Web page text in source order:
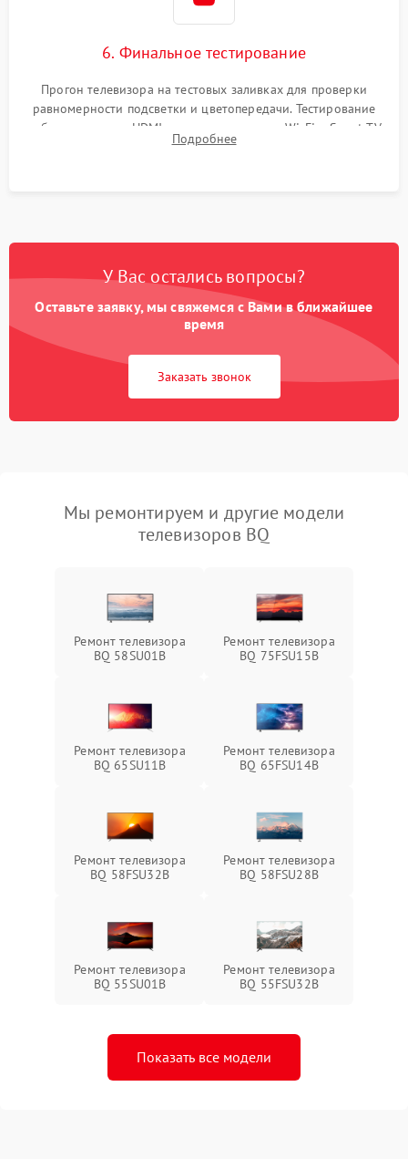
6. Финальное тестирование
Прогон телевизора на тестовых заливках для проверки
равномерности подсветки и цветопередачи. Тестирование
работы разъемов HDMI, динамиков, модуля Wi-Fi и Smart TV
в рабочем режиме в течение нескольких часов.
Подробнее
У Вас остались вопросы?
Оставьте заявку, мы свяжемся с Вами в ближайшее
время
Заказать звонок
Мы ремонтируем и другие модели
телевизоров BQ
Ремонт телевизора
BQ 58SU01B
Ремонт телевизора
BQ 75FSU15B
Ремонт телевизора
BQ 65SU11B
Ремонт телевизора
BQ 65FSU14B
Ремонт телевизора
BQ 58FSU32B
Ремонт телевизора
BQ 58FSU28B
Ремонт телевизора
BQ 55SU01B
Ремонт телевизора
BQ 55FSU32B
Показать все модели